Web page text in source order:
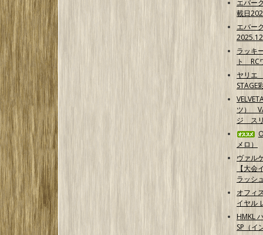
エバー
載日
エバー
ラッキ
ト RC
ヤリエ
STAGE
ツ）
ジ ス
メロ）
ヴァル
【大会
ラッシ
オフィ
イヤル
HMKL
SP（イ